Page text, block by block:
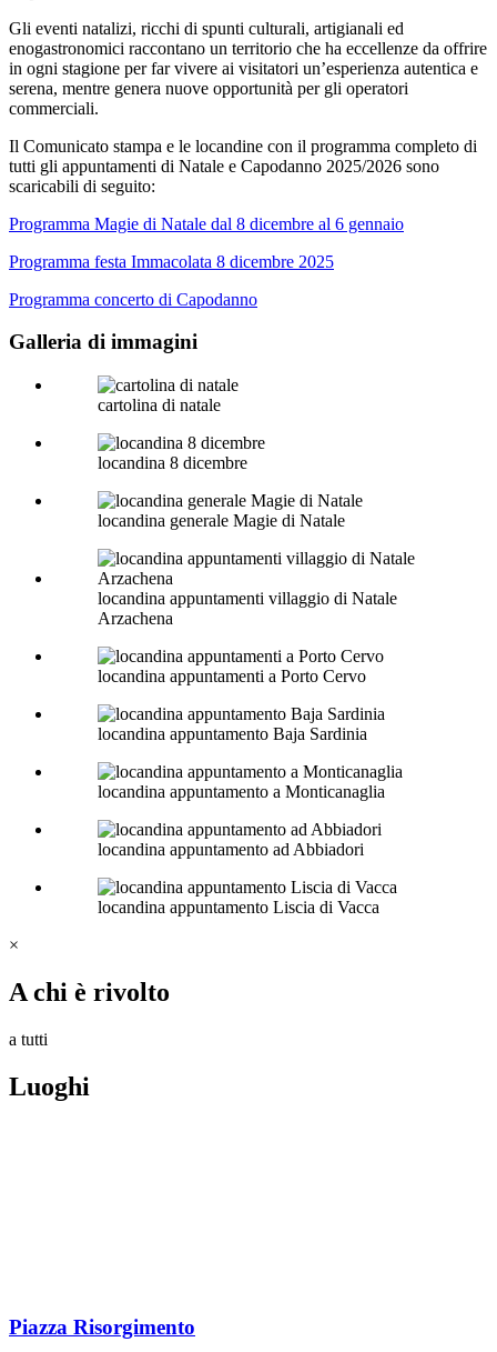
Gli eventi natalizi, ricchi di spunti culturali, artigianali ed
enogastronomici raccontano un territorio che ha eccellenze da offrire
in ogni stagione per far vivere ai visitatori un’esperienza autentica e
serena, mentre genera nuove opportunità per gli operatori
commerciali.
Il Comunicato stampa e le locandine con il programma completo di
tutti gli appuntamenti di Natale e Capodanno 2025/2026 sono
scaricabili di seguito:
Programma Magie di Natale dal 8 dicembre al 6 gennaio
Programma festa Immacolata 8 dicembre 2025
Programma concerto di Capodanno
Galleria di immagini
cartolina di natale
locandina 8 dicembre
locandina generale Magie di Natale
locandina appuntamenti villaggio di Natale
Arzachena
locandina appuntamenti a Porto Cervo
locandina appuntamento Baja Sardinia
locandina appuntamento a Monticanaglia
locandina appuntamento ad Abbiadori
locandina appuntamento Liscia di Vacca
×
A chi è rivolto
a tutti
Luoghi
Piazza Risorgimento